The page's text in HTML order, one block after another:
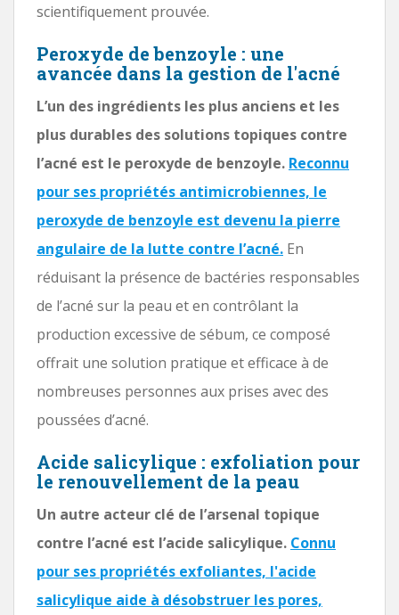
scientifiquement prouvée.
Peroxyde de benzoyle : une
avancée dans la gestion de l'acné
L’un des ingrédients les plus anciens et les
plus durables des solutions topiques contre
l’acné est le peroxyde de benzoyle. Reconnu
pour ses propriétés antimicrobiennes, le
peroxyde de benzoyle est devenu la pierre
angulaire de la lutte contre l’acné. En
réduisant la présence de bactéries responsables
de l’acné sur la peau et en contrôlant la
production excessive de sébum, ce composé
offrait une solution pratique et efficace à de
nombreuses personnes aux prises avec des
poussées d’acné.
Acide salicylique : exfoliation pour
le renouvellement de la peau
Un autre acteur clé de l’arsenal topique
contre l’acné est l’acide salicylique. Connu
pour ses propriétés exfoliantes, l'acide
salicylique aide à désobstruer les pores,